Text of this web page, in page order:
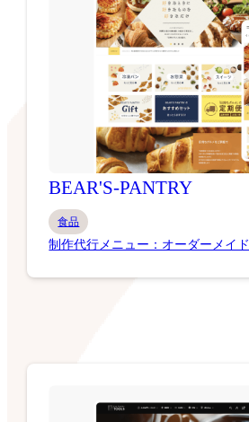
BEAR'S-PANTRY
食品
制作代行メニュー：オーダーメイド